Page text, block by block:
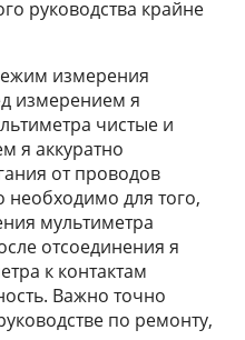
руководства крайне
измерения
измерением я
чистые и
я аккуратно
от проводов
необходимо для того,
мультиметра
отсоединения я
к контактам
Важно точно
по ремонту,